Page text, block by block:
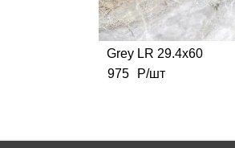
Grey LR 29.4x60
975
Р/шт